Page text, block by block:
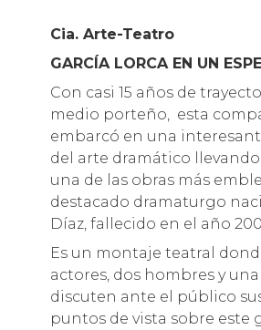
Cia. Arte-Teatro
GARCÍA LORCA EN UN
Con casi 15 años de
medio porteño, esta
embarcó en una
del arte dramático
una de las obras más
destacado dramaturgo
Díaz, fallecido en el año
Es un montaje teatral
actores, dos hombres y
discuten ante el público
puntos de vista sobre este